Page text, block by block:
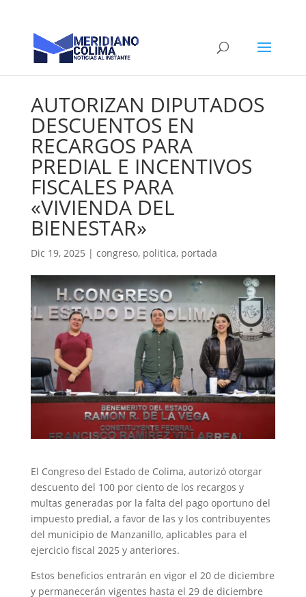
AUTORIZAN DIPUTADOS
DESCUENTOS EN
RECARGOS PARA
PREDIAL E INCENTIVOS
FISCALES PARA
«VIVIENDA DEL
BIENESTAR»
Dic 19, 2025 | congreso, politica, portada
El Congreso del Estado de Colima, autorizó otorgar
descuento del 100 por ciento de los recargos y
multas generadas por la falta del pago oportuno del
impuesto predial, a favor de las y los contribuyentes
del municipio de Manzanillo, aplicables para el
ejercicio fiscal 2025 y anteriores.
Estos beneficios entrarán en vigor el 20 de diciembre
y permanecerán vigentes hasta el 29 de diciembre